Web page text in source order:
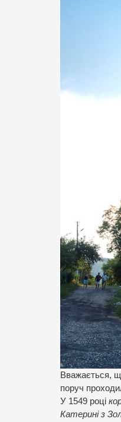
Вважається,
поруч
У 1549 році
Катерині з